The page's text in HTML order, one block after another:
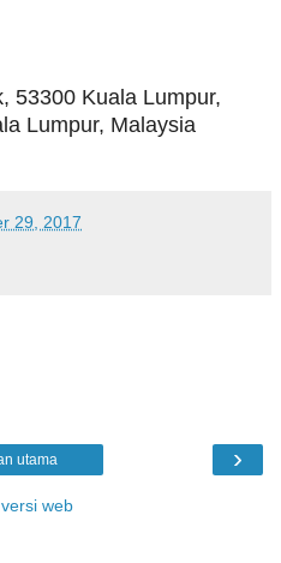
53300 Kuala Lumpur,
Lumpur, Malaysia
29, 2017
›
utama
web